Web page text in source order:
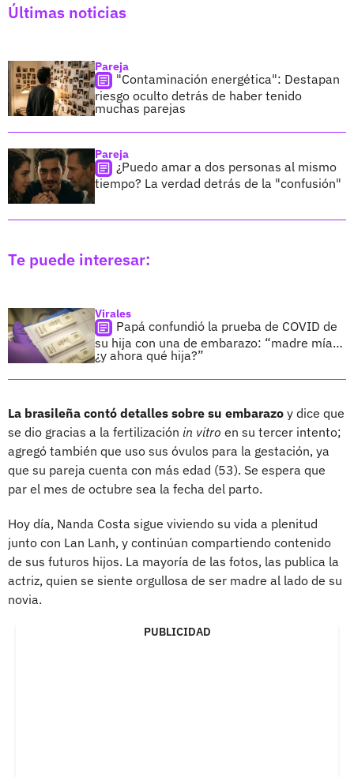
Últimas noticias
Pareja
"Contaminación energética": Destapan
riesgo oculto detrás de haber tenido
muchas parejas
Pareja
¿Puedo amar a dos personas al mismo
tiempo? La verdad detrás de la "confusión"
Te puede interesar:
Virales
Papá confundió la prueba de COVID de
su hija con una de embarazo: “madre mía…
¿y ahora qué hija?”
La brasileña contó detalles sobre su embarazo y dice que
se dio gracias a la fertilización in vitro en su tercer intento;
agregó también que uso sus óvulos para la gestación, ya
que su pareja cuenta con más edad (53). Se espera que
par el mes de octubre sea la fecha del parto.
Hoy día, Nanda Costa sigue viviendo su vida a plenitud
junto con Lan Lanh, y continúan compartiendo contenido
de sus futuros hijos. La mayoría de las fotos, las publica la
actriz, quien se siente orgullosa de ser madre al lado de su
novia.
PUBLICIDAD